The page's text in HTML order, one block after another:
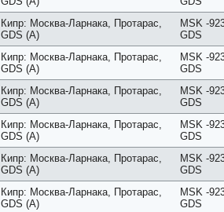
Eco
Economy
Elegance
Exclusive
Executive
Family
First Floor
Forest View
Garden
Grand
Ground Floor
Harbour
Honeymoon
Imperial
Кипр: Москва-Ларнака, Протарас,
GDS (A)
MSK -
GDS
Кипр: Москва-Ларнака, Протарас,
GDS (A)
MSK -
GDS
Кипр: Москва-Ларнака, Протарас,
GDS (A)
MSK -
GDS
Кипр: Москва-Ларнака, Протарас,
GDS (A)
MSK -
GDS
Кипр: Москва-Ларнака, Протарас,
GDS (A)
MSK -
GDS
Кипр: Москва-Ларнака, Протарас,
GDS (A)
MSK -
GDS